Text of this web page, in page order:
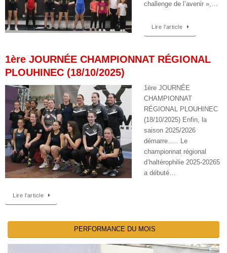
challenge de l’avenir »,…
Lire l’article
1ère JOURNÉE CHAMPIONNAT RÉGIONAL
PLOUHINEC (18/10/2025)
1ère JOURNÉE
CHAMPIONNAT
RÉGIONAL PLOUHINEC
(18/10/2025) Enfin, la
saison 2025/2026
démarre….. Le
championnat régional
d’haltérophilie 2025-20265
a débuté…
Lire l’article
PERFORMANCE DU MOIS